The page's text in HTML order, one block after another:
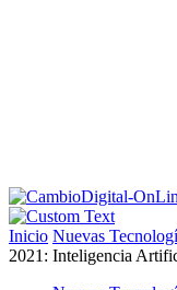
Inicio Nuevas
2021: Inteligencia